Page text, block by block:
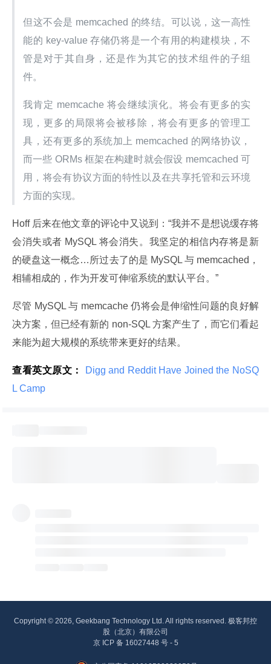
但这不会是 memcached 的终结。可以说，这一高性
能的 key-value 存储仍将是一个有用的构建模块，不
管是对于其自身，还是作为其它的技术组件的子组
件。
我肯定 memcache 将会继续演化。将会有更多的实
现，更多的局限将会被移除，将会有更多的管理工
具，还有更多的系统加上 memcached 的网络协议，
而一些 ORMs 框架在构建时就会假设 memcached 可
用，将会有协议方面的特性以及在共享托管和云环境
方面的实现。
Hoff 后来在他文章的评论中又说到：“我并不是想说缓存将
会消失或者 MySQL 将会消失。我坚定的相信内存将是新
的硬盘这一概念…所过去了的是 MySQL 与 memcached，
相辅相成的，作为开发可伸缩系统的默认平台。”
尽管 MySQL 与 memcache 仍将会是伸缩性问题的良好解
决方案，但已经有新的 non-SQL 方案产生了，而它们看起
来能为超大规模的系统带来更好的结果。
查看英文原文：
Digg and Reddit Have Joined the NoSQ
L Camp
Copyright © 2026, Geekbang Technology Ltd. All rights reserved. 极客邦控
股（北京）有限公司
京 ICP 备 16027448 号 - 5